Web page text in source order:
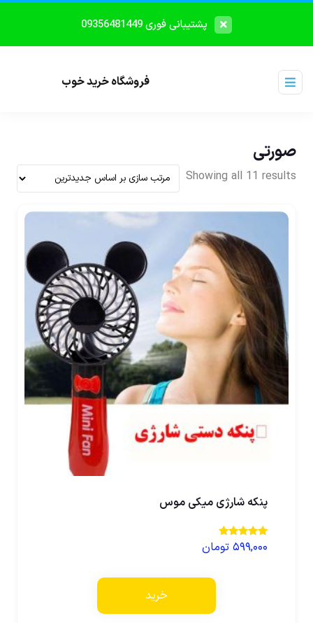
پشتیبانی فوری 09356481449
فروشگاه خرید خوب
صورتی
Showing all 11 results
پنکه شارژی میکی موس
نمره
5.00
۵۹۹,۰۰۰ تومان
خرید